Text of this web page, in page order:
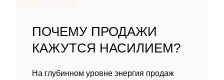
ПОЧЕМУ ПРОДАЖИ
КАЖУТСЯ НАСИЛИЕМ?
На глубинном уровне энергия продаж